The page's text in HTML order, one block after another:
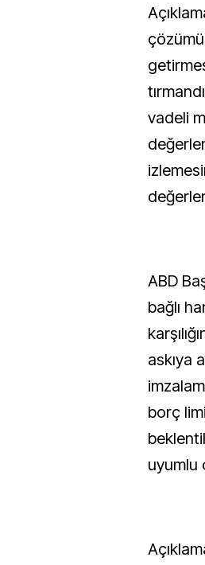
vadeli
ABD
bağlı
askıya
borç
uyumlu